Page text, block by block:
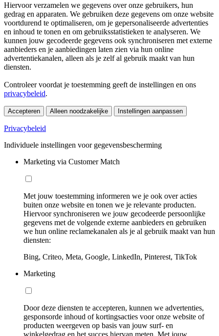
Hiervoor verzamelen we gegevens over onze gebruikers, hun
gedrag en apparaten. We gebruiken deze gegevens om onze website
voortdurend te optimaliseren, om je gepersonaliseerde advertenties
en inhoud te tonen en om gebruiksstatistieken te analyseren. We
kunnen jouw gecodeerde gegevens ook synchroniseren met externe
aanbieders en je aanbiedingen laten zien via hun online
advertentiekanalen, alleen als je zelf al gebruik maakt van hun
diensten.
Controleer voordat je toestemming geeft de instellingen en ons
privacybeleid.
Accepteren Alleen noodzakelijke Instellingen aanpassen
Privacybeleid
Individuele instellingen voor gegevensbescherming
Marketing via Customer Match
Met jouw toestemming informeren we je ook over acties
buiten onze website en tonen we je relevante producten.
Hiervoor synchroniseren we jouw gecodeerde persoonlijke
gegevens met de volgende externe aanbieders en gebruiken
we hun online reclamekanalen als je al gebruik maakt van hun
diensten:
Bing, Criteo, Meta, Google, LinkedIn, Pinterest, TikTok
Marketing
Door deze diensten te accepteren, kunnen we advertenties,
gesponsorde inhoud of kortingsacties voor onze website of
producten weergeven op basis van jouw surf- en
winkelgedrag en het succes hiervan meten. Met jouw